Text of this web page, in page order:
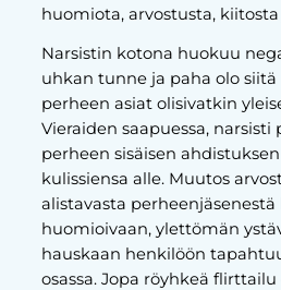
huomiota, arvostusta,
Narsistin kotona huokuu
uhkan tunne ja paha olo
perheen asiat olisivatkin
Vieraiden saapuessa,
perheen sisäisen
kulissiensa alle. Muutos
alistavasta perheenjäsenestä
huomioivaan, ylettömän
hauskaan henkilöön
osassa. Jopa röyhkeä